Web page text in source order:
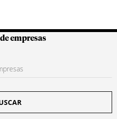
Colombianas
empresas